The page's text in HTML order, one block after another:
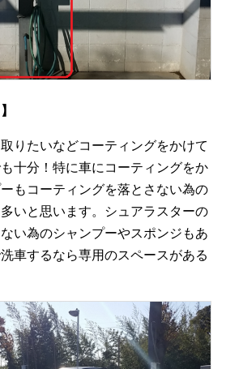
りたいなどコーティングをかけて
十分！特に車にコーティングをか
もコーティングを落とさない為の
いと思います。シュアラスターの
い為のシャンプーやスポンジもあ
車するなら専用のスペースがある